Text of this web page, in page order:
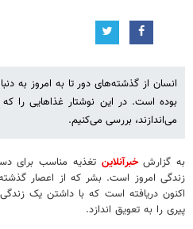
انسان از گذشته‌های دور تا به امروز به
بوده است. در این نوشتار غذاهایی را که
می‌اندازند، بررسی می‌کنیم.
به گزارشخبرآنلاین تغذیه مناسب برای
زندگی امروز است. بشر که از اعصار
اکنون دریافته است که با داشتن یک
پیری را به تعویق اندازد.